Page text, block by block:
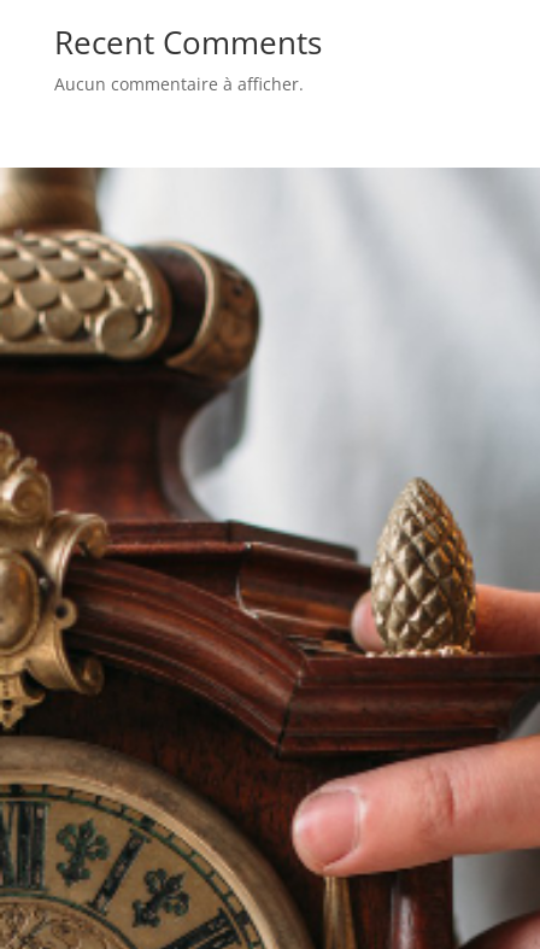
Recent Comments
Aucun commentaire à afficher.
Renseignez-vous
sur nos services
Demander votre
devis gratuit